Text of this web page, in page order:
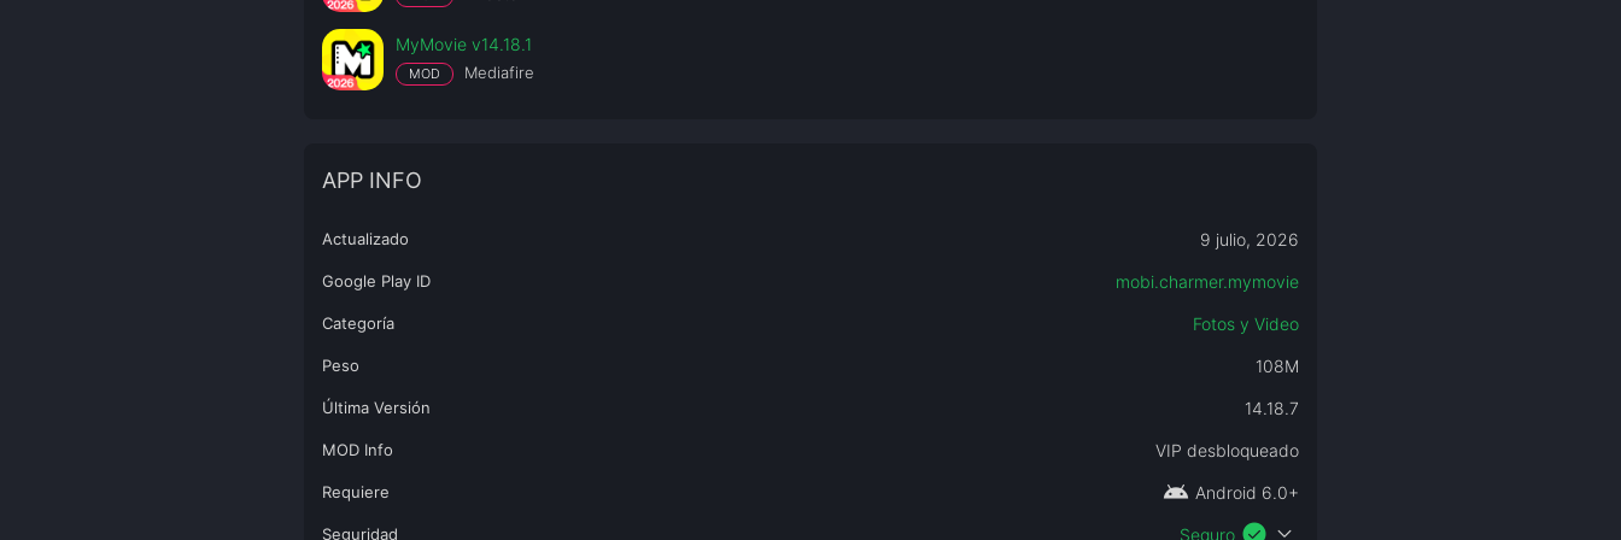
MyMovie v14.18.1
MOD Mediafire
APP INFO
Actualizado 9 julio, 2026
Google Play ID mobi.charmer.mymovie
Categoría Fotos y Video
Peso 108M
Última Versión 14.18.7
MOD Info VIP desbloqueado
Requiere android Android 6.0+
Seguridad Seguro